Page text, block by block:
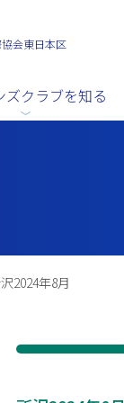
会東日本区
ズクラブを知る
2024年8月